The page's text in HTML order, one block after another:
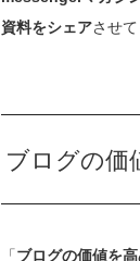
資料をシェアさせ
ブログの価
「ブログの価値を